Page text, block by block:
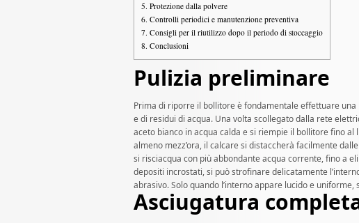
5. Protezione dalla polvere
6. Controlli periodici e manutenzione preventiva
7. Consigli per il riutilizzo dopo il periodo di stoccaggio
8. Conclusioni
Pulizia preliminare
Prima di riporre il bollitore è fondamentale effettuare una
e di residui di acqua. Una volta scollegato dalla rete
aceto bianco in acqua calda e si riempie il bollitore fino
almeno mezz’ora, il calcare si distaccherà facilmente
si risciacqua con più abbondante acqua corrente, fino a
depositi incrostati, si può strofinare delicatamente
abrasivo. Solo quando l’interno appare lucido e
Asciugatura